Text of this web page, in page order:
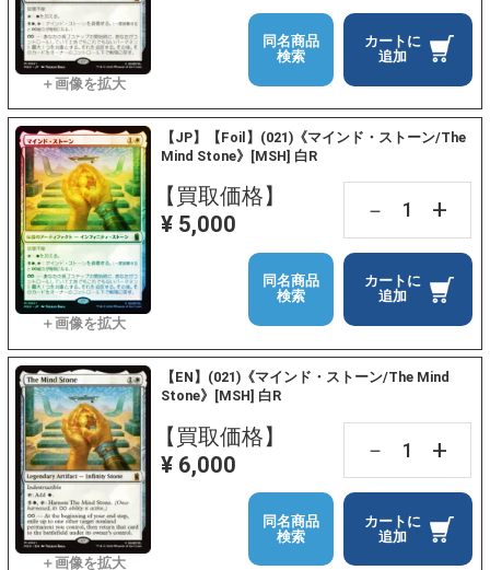
カートに
追加
同名商品
検索
【JP】【Foil】(021)《マインド・ストーン/The
Mind Stone》[MSH] 白R
【買取価格】
¥ 5,000
－ +
カートに
追加
同名商品
検索
【EN】(021)《マインド・ストーン/The Mind
Stone》[MSH] 白R
【買取価格】
¥ 6,000
－ +
カートに
追加
同名商品
検索